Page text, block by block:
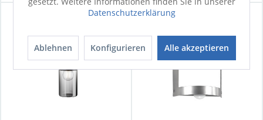
Datenschutzerklärung
Ablehnen Konfigurieren Alle akzeptieren